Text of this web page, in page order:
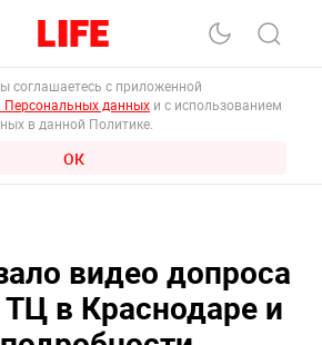
соглашаетесь с приложенной
Персональных данных и с использованием
в данной Политике.
ОК
видео допроса
в Краснодаре и